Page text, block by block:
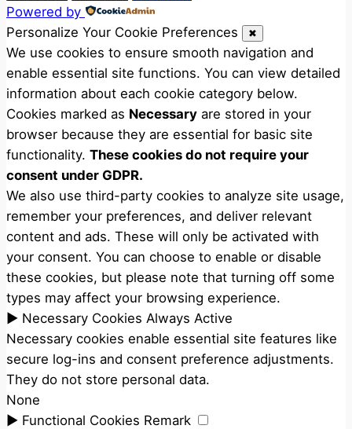
Powered by
Personalize Your Cookie Preferences
✖
We use cookies to ensure smooth navigation and
enable essential site functions. You can view detailed
information about each cookie category below.
Cookies marked as Necessary are stored in your
browser because they are essential for basic site
functionality. These cookies do not require your
consent under GDPR.
We also use third-party cookies to analyze site usage,
remember your preferences, and deliver relevant
content and ads. These will only be activated with
your consent. You can choose to enable or disable
these cookies, but please note that turning off some
types may affect your browsing experience.
► Necessary Cookies Always Active
Necessary cookies enable essential site features like
secure log-ins and consent preference adjustments.
They do not store personal data.
None
► Functional Cookies Remark